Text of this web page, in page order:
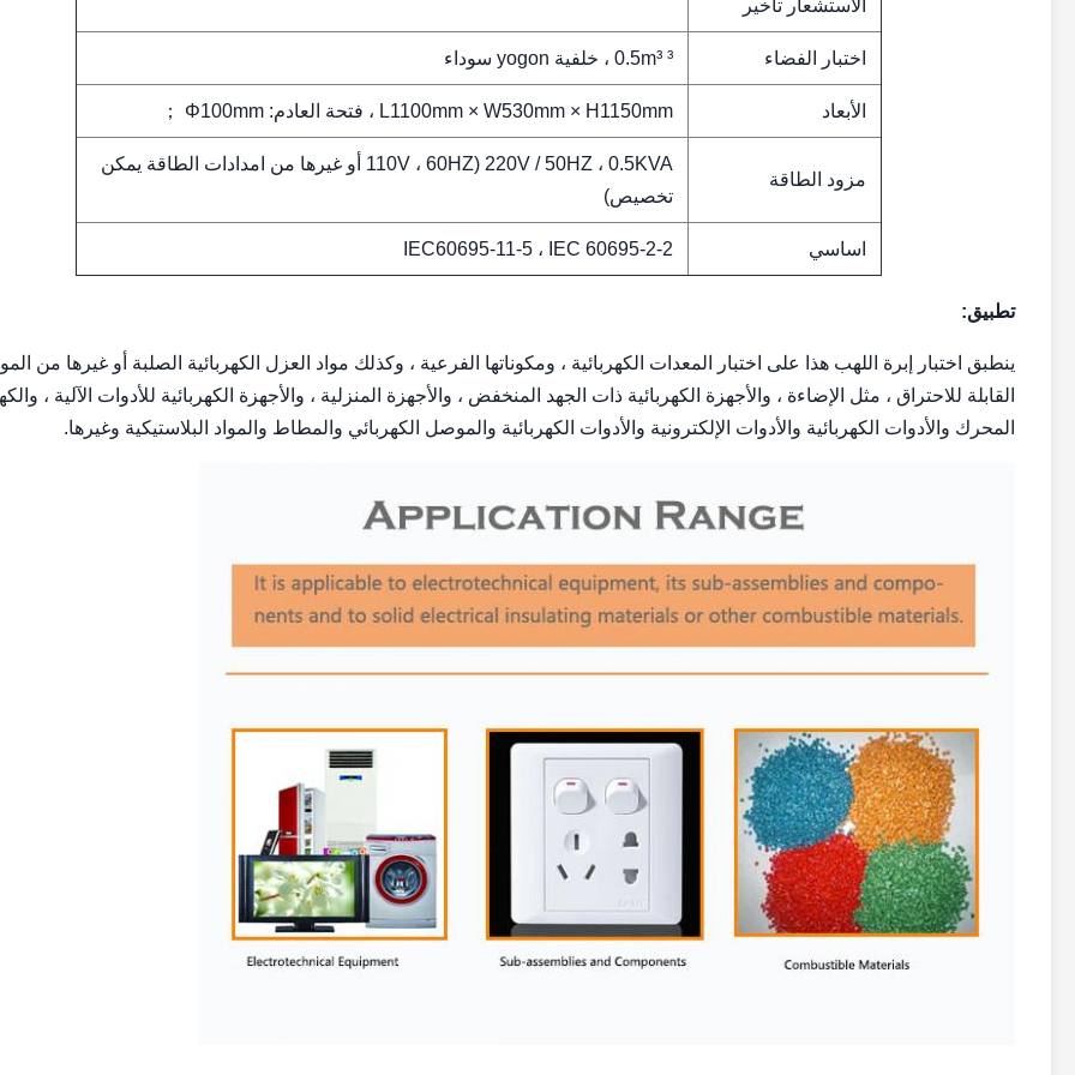
الاستشعار تأخير
اختبار الفضاء ³ 0.5m³ ، خلفية yogon سوداء
الأبعاد L1100mm × W530mm × H1150mm ، فتحة العادم: Φ100mm ；
مزود الطاقة
220V / 50HZ ، 0.5KVA (110V ، 60HZ أو غيرها من امدادات الطاقة يمكن
تخصيص)
اساسي IEC60695-11-5 ، IEC 60695-2-2
تطبيق:
ينطبق اختبار إبرة اللهب هذا على اختبار المعدات الكهربائية ، ومكوناتها الفرعية ، وكذلك مواد العزل الكهربائية الصلبة أو غيرها من
القابلة للاحتراق ، مثل الإضاءة ، والأجهزة الكهربائية ذات الجهد المنخفض ، والأجهزة المنزلية ، والأجهزة الكهربائية للأدوات الآلية ،
المحرك والأدوات الكهربائية والأدوات الإلكترونية والأدوات الكهربائية والموصل الكهربائي والمطاط والمواد البلاستيكية وغيرها.